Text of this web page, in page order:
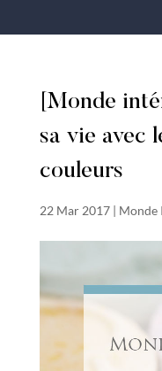
[Monde
sa vie avec
couleurs
22 Mar 2017| Monde